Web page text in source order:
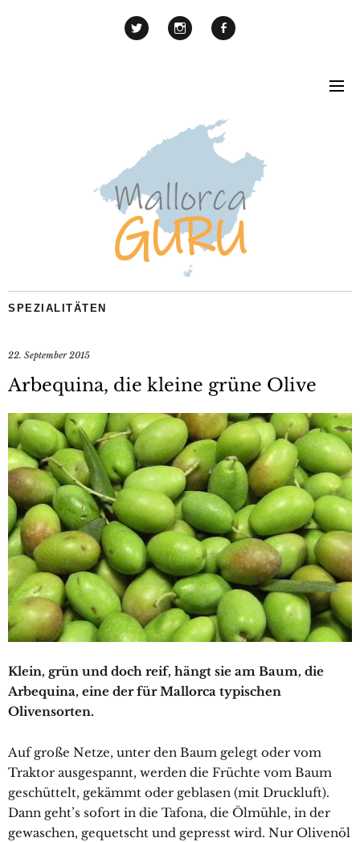
SPEZIALITÄTEN
22. September 2015
Arbequina, die kleine grüne Olive
Klein, grün und doch reif, hängt sie am Baum, die
Arbequina, eine der für Mallorca typischen
Olivensorten.
Auf große Netze, unter den Baum gelegt oder vom
Traktor ausgespannt, werden die Früchte vom Baum
geschüttelt, gekämmt oder geblasen (mit Druckluft).
Dann geht’s sofort in die Tafona, die Ölmühle, in der
gewaschen, gequetscht und gepresst wird. Nur Olivenöl